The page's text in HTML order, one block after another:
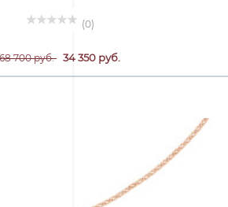
(0)
68 700 руб. 34 350 руб.